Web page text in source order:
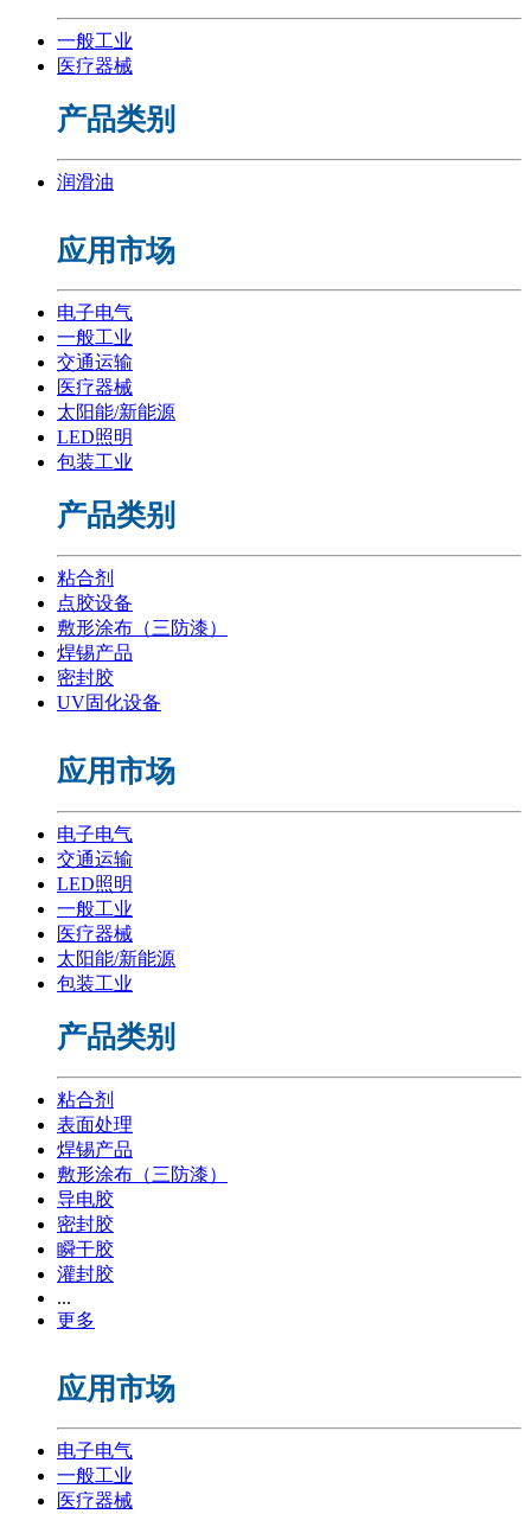
一般工业
医疗器械
产品类别
润滑油
应用市场
电子电气
一般工业
交通运输
医疗器械
太阳能/新能源
LED照明
包装工业
产品类别
粘合剂
点胶设备
敷形涂布（三防漆）
焊锡产品
密封胶
UV固化设备
应用市场
电子电气
交通运输
LED照明
一般工业
医疗器械
太阳能/新能源
包装工业
产品类别
粘合剂
表面处理
焊锡产品
敷形涂布（三防漆）
导电胶
密封胶
瞬干胶
灌封胶
...
更多
应用市场
电子电气
一般工业
医疗器械